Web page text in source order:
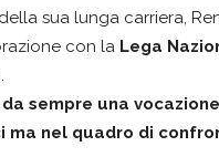
sua lunga carriera,
con la Lega
da sempre una
ma nel quadro di